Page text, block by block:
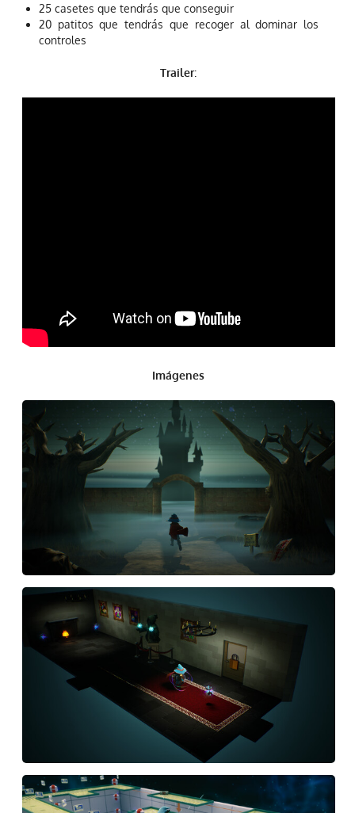
25 casetes que tendrás que conseguir
20 patitos que tendrás que recoger al dominar los
controles
Trailer:
Imágenes